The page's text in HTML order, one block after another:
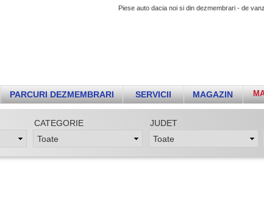
Piese auto dacia noi si din dezmembrari - de
PARCURI DEZMEMBRARI SERVICII MAGAZIN
CATEGORIE JUDET